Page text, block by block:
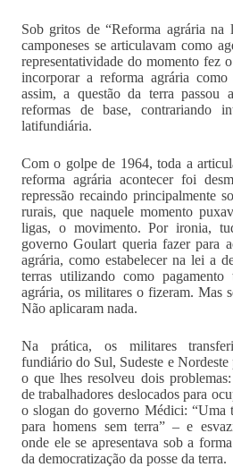
Sob gritos de “Reforma agrária na
camponeses se articulavam como
representatividade do momento fez
incorporar a reforma agrária
assim, a questão da terra passou
reformas de base, contrariando
latifundiária.
Com o golpe de 1964, toda a
reforma agrária acontecer foi
repressão recaindo principalmente
rurais, que naquele momento
ligas, o movimento. Por ironia,
governo Goulart queria fazer para
agrária, como estabelecer na lei a
terras utilizando como
agrária, os militares o fizeram. Mas
Não aplicaram nada.
Na prática, os militares
fundiário do Sul, Sudeste e Nordeste
o que lhes resolveu dois problemas:
de trabalhadores deslocados para
o slogan do governo Médici: “Uma
para homens sem terra” – e
onde ele se apresentava sob a
da democratização da posse da terra.